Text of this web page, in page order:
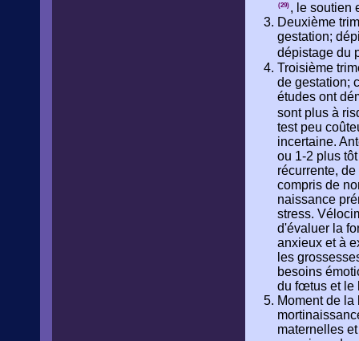
(29) , le soutien
Deuxième
gestation;
dépistage du
Troisième
de gestation;
études ont
sont plus à
test peu
incertaine.
ou 1-2 plus
récurrente,
compris de
naissance
stress.
d'évaluer la
anxieux et à
les
besoins
du fœtus et le
Moment de
maternelles